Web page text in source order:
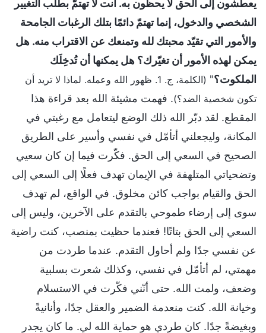
يعطشون إلى الحق لا يحظون به. أنت لا تهتمّ بطلب التغيير
الشخصي والدخول، إنما تهتمّ دائمًا بتلك الرغبات الجامحة
والأمور التي تقيّد محبتك لله وتمنعك عن الاقتراب منه. هل
يمكن لهذه الأمور أن تغيّرك؟ هل يمكنها أن تُدخِلَك
الملكوت؟"
(الكلمة، ج. 1. ظهور الله وعمله. لماذا لا تريد أن
تكون شخصية الضد؟). فهمت مشيئة الله بعد قراءة هذا
المقطع. لقد دبّر الله ذلك الوضع ليتعامل مع رغبتي في
المكانة، وليجعلني أتأمّل في نفسي وأسير على الطريق
الصحيح في السعي إلى الحق. فكّرت فيما إن كان سعيي
وتضحياتي المتلهفة في الإيمان تهدف فعلًا إلى السعي إلى
الحق والقيام بواجب كائن مخلوق. في الواقع، لم تهدف
سوى إلى إرضاء طموحي بالتقدم على الآخرين، وليس إلى
السعي إلى الحق بتاتًا! فعندما حظيت بمنصب، كنت راضية
عن نفسي جدًا ولم أحاول التقدم. عندما طردت من
مهمتي، لم أتأمّل في نفسي، وكذلك شعرت بسلبية
وضعف، ولمت الله. حتى أنّني فكّرت في الاستسلام
وخيانة الله. كنت منعدمة الضمير والعقل جدًا، وأنانيةً
وبغيضةً جدًا. كان طردي هو حماية الله لي. ما كان يجدر